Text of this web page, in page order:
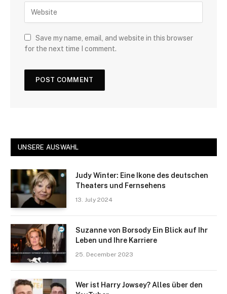
Save my name, email, and website in this browser
for the next time I comment.
UNSERE AUSWAHL
Judy Winter: Eine Ikone des deutschen
Theaters und Fernsehens
13. July 2024
Suzanne von Borsody Ein Blick auf Ihr
Leben und Ihre Karriere
25. December 2023
Wer ist Harry Jowsey? Alles über den